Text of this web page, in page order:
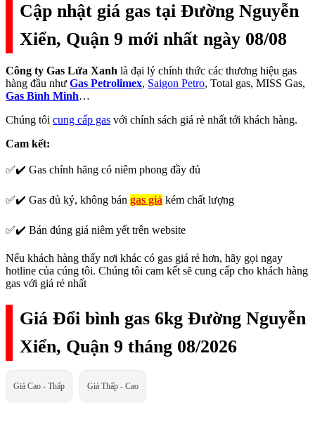
Cập nhật giá gas tại Đường Nguyễn
Xiển, Quận 9 mới nhất ngày 08/08
Công ty Gas Lửa Xanh là đại lý chính thức các thương hiệu gas
hàng đầu như Gas Petrolimex, Saigon Petro, Total gas, MISS Gas,
Gas Bình Minh…
Chúng tôi cung cấp gas với chính sách giá rẻ nhất tới khách hàng.
Cam kết:
✅✔️ Gas chính hãng có niêm phong đầy đủ
✅✔️ Gas đủ ký, không bán gas giả kém chất lượng
✅✔️ Bán đúng giá niêm yết trên website
Nếu khách hàng thấy nơi khác có gas giá rẻ hơn, hãy gọi ngay
hotline của cúng tôi. Chúng tôi cam kết sẽ cung cấp cho khách hàng
gas với giá rẻ nhất
Giá Đổi bình gas 6kg Đường Nguyễn
Xiển, Quận 9 tháng 08/2026
Giá Cao - Thấp Giá Thấp - Cao